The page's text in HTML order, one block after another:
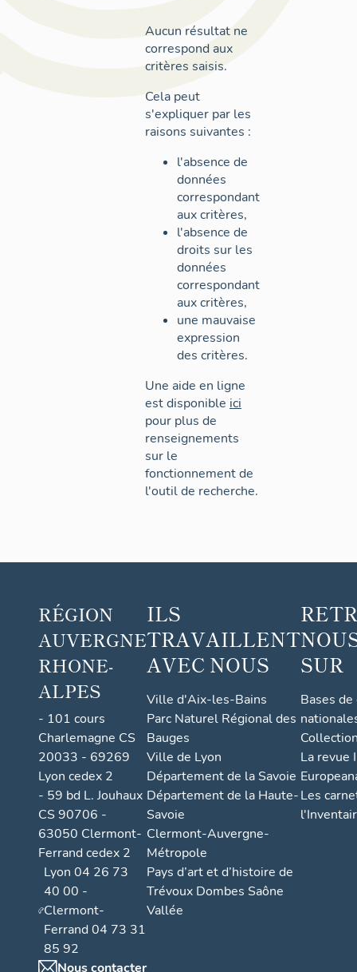
Aucun résultat ne
correspond aux
critères saisis.
Cela peut
s'expliquer par les
raisons suivantes :
l'absence de
données
correspondant
aux critères,
l'absence de
droits sur les
données
correspondant
aux critères,
une mauvaise
expression
des critères.
Une aide en ligne
est disponible ici
pour plus de
renseignements
sur le
fonctionnement de
l'outil de recherche.
RÉGION
AUVERGNE
RHONE-
ALPES
- 101 cours
Charlemagne CS
20033 - 69269
Lyon cedex 2
- 59 bd L. Jouhaux
CS 90706 -
63050 Clermont-
Ferrand cedex 2
Lyon 04 26 73
40 00 -
Clermont-
Ferrand 04 73 31
85 92
Nous contacter
ILS
TRAVAILLENT
AVEC NOUS
Ville d'Aix-les-Bains
Parc Naturel Régional des
Bauges
Ville de Lyon
Département de la Savoie
Département de la Haute-
Savoie
Clermont-Auvergne-
Métropole
Pays d’art et d’histoire de
Trévoux Dombes Saône
Vallée
SUR
Bases
La revue
Les